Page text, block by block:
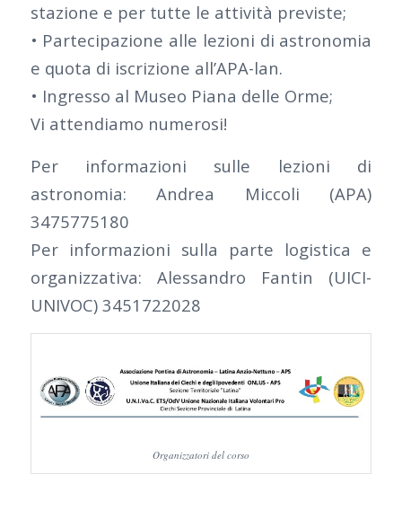
stazione e per tutte le attività previste;
• Partecipazione alle lezioni di astronomia
e quota di iscrizione all’APA-lan.
• Ingresso al Museo Piana delle Orme;
Vi attendiamo numerosi!
Per informazioni sulle lezioni di
astronomia: Andrea Miccoli (APA)
3475775180
Per informazioni sulla parte logistica e
organizzativa: Alessandro Fantin (UICI-
UNIVOC) 3451722028
Organizzatori del corso